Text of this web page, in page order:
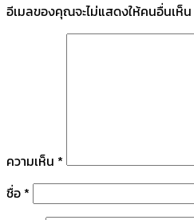
อีเมลของคุณจะไม่แสดงให้คนอื่นเห็น
ความเห็น *
ชื่อ *